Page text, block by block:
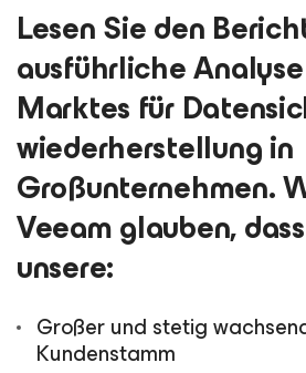
Lesen Sie den
ausführliche
Marktes für
wiederherstellung in
Großunternehmen.
Veeam glauben,
unsere:
Großer und stetig
Kundenstamm